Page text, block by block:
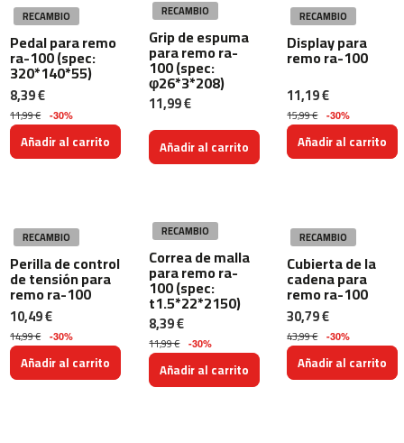
9
m
c
-
1
0
0
-
1
2
0
m
c
-
RECAMBIO
Pedal para remo
ra-100 (spec:
320*140*55)
8,39 €
11,99 € -30%
Añadir al carrito
RECAMBIO
Grip de espuma
para remo ra-
100 (spec:
φ26*3*208)
11,99 €
Añadir al carrito
RECAMBIO
Display para
remo ra-100
11,19 €
15,99 € -30%
Añadir al carrito
RECAMBIO
Perilla de control
de tensión para
remo ra-100
10,49 €
14,99 € -30%
Añadir al carrito
RECAMBIO
Correa de malla
para remo ra-
100 (spec:
t1.5*22*2150)
8,39 €
11,99 € -30%
Añadir al carrito
RECAMBIO
Cubierta de la
cadena para
remo ra-100
30,79 €
43,99 € -30%
Añadir al carrito